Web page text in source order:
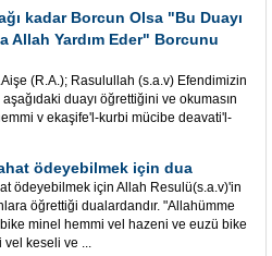
kadar Borcun Olsa "Bu Duayı
Allah Yardım Eder" Borcunu
(R.A.); Rasulullah (s.a.v) Efendimizin
duayı öğrettiğini ve okumasın
v ekaşife'l-kurbi mücibe deavati'l-
ödeyebilmek için dua
ödeyebilmek için Allah Resulü(s.a.v)'in
öğrettiği dualardandır. "Allahümme
minel hemmi vel hazeni ve euzü bike
vel keseli ve ...